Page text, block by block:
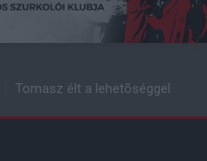
Tomasz élt a lehetõséggel